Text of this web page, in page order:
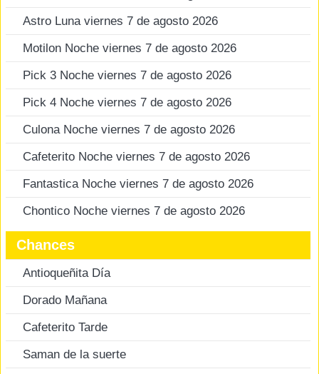
Astro Luna viernes 7 de agosto 2026
Motilon Noche viernes 7 de agosto 2026
Pick 3 Noche viernes 7 de agosto 2026
Pick 4 Noche viernes 7 de agosto 2026
Culona Noche viernes 7 de agosto 2026
Cafeterito Noche viernes 7 de agosto 2026
Fantastica Noche viernes 7 de agosto 2026
Chontico Noche viernes 7 de agosto 2026
Chances
Antioqueñita Día
Dorado Mañana
Cafeterito Tarde
Saman de la suerte